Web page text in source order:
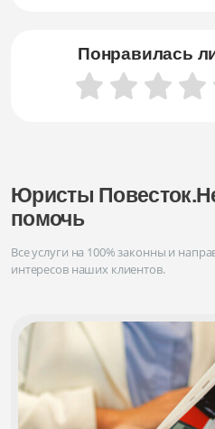
Понравилась
Юристы
помочь
Все услуги на 100% законны и
интересов наших клиентов.